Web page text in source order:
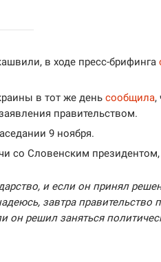
в ходе пресс-брифинга
в тот же день сообщила,
правительством.
9 ноября.
со Словенским президентом,
и если он принял
завтра правительство
он решил заняться